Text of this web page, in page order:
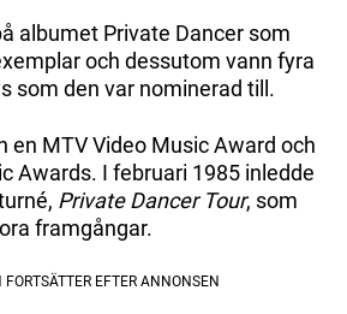
albumet Private Dancer som
och dessutom vann fyra
som den var nominerad till.
en MTV Video Music Award och
Awards. I februari 1985 inledde
Private Dancer Tour, som
framgångar.